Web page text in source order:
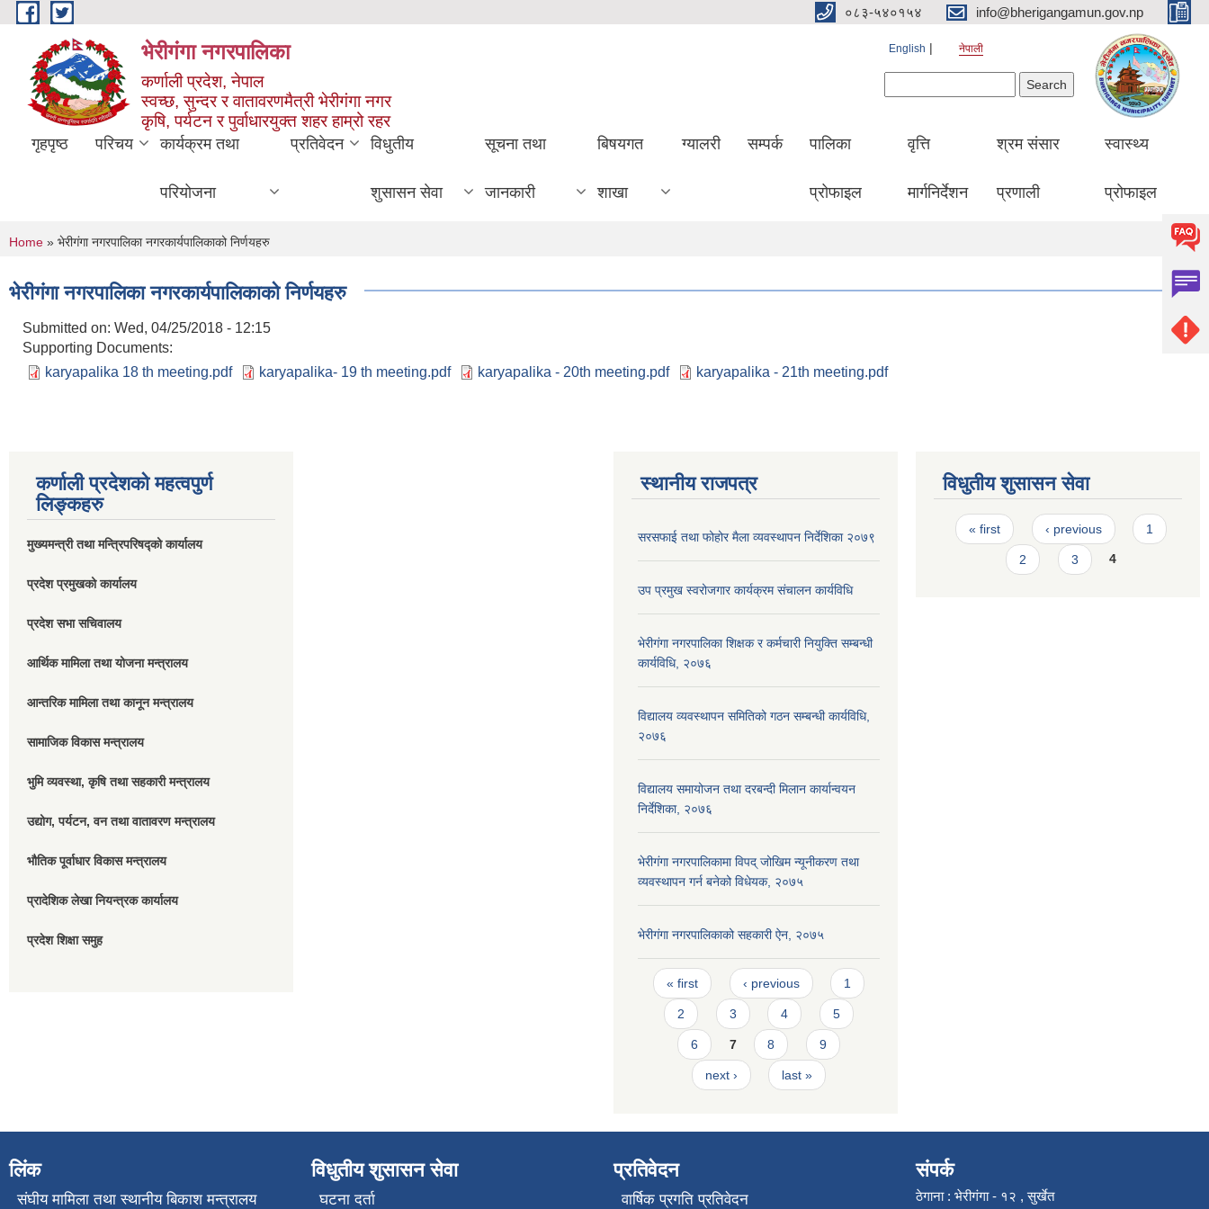
Skip to main content ०८३-५४०१५४ info@bherigangamun.gov.np
भेरीगंगा नगरपालिका
कर्णाली प्रदेश, नेपाल
स्वच्छ, सुन्दर र वातावरणमैत्री भेरीगंगा नगर
कृषि, पर्यटन र पुर्वाधारयुक्त शहर हाम्रो रहर
English नेपाली
गृहपृष्ठ परिचय कार्यक्रम तथा
परियोजना
प्रतिवेदन विधुतीय
शुसासन सेवा
सूचना तथा
जानकारी
बिषयगत
शाखा
ग्यालरी सम्पर्क पालिका
प्रोफाइल
वृत्ति
मार्गनिर्देशन
श्रम संसार
प्रणाली
स्वास्थ्य
प्रोफाइल
You are here
Home » भेरीगंगा नगरपालिका नगरकार्यपालिकाको निर्णयहरु
भेरीगंगा नगरपालिका नगरकार्यपालिकाको निर्णयहरु
Submitted on: Wed, 04/25/2018 - 12:15
Supporting Documents:
karyapalika 18 th meeting.pdf
karyapalika- 19 th meeting.pdf karyapalika - 20th meeting.pdf karyapalika - 21th meeting.pdf
कर्णाली प्रदेशको महत्वपुर्ण
लिङ्कहरु
मुख्यमन्त्री तथा मन्त्रिपरिषद्को कार्यालय
प्रदेश प्रमुखको कार्यालय
प्रदेश सभा सचिवालय
आर्थिक मामिला तथा योजना मन्त्रालय
आन्तरिक मामिला तथा कानून मन्त्रालय
सामाजिक विकास मन्त्रालय
भुमि व्यवस्था, कृषि तथा सहकारी मन्त्रालय
उद्योग, पर्यटन, वन तथा वातावरण मन्त्रालय
भौतिक पूर्वाधार विकास मन्त्रालय
प्रादेशिक लेखा नियन्त्रक कार्यालय
प्रदेश शिक्षा समुह
स्थानीय राजपत्र
सरसफाई तथा फोहोर मैला व्यवस्थापन निर्देशिका २०७९
उप प्रमुख स्वरोजगार कार्यक्रम संचालन कार्यविधि
भेरीगंगा नगरपालिका शिक्षक र कर्मचारी नियुक्ति सम्बन्धी
कार्यविधि, २०७६
विद्यालय व्यवस्थापन समितिको गठन सम्बन्धी कार्यविधि,
२०७६
विद्यालय समायोजन तथा दरबन्दी मिलान कार्यान्वयन
निर्देशिका, २०७६
भेरीगंगा नगरपालिकामा विपद् जोखिम न्यूनीकरण तथा
व्यवस्थापन गर्न बनेको विधेयक, २०७५
भेरीगंगा नगरपालिकाको सहकारी ऐन, २०७५
Pages
« first ‹ previous 1
2 3 4 5
6 7 8 9
next › last »
विधुतीय शुसासन सेवा
Pages
« first ‹ previous 1
2 3 4
लिंक
संघीय मामिला तथा स्थानीय बिकाश मन्त्रालय
विधुतीय शुसासन सेवा
घटना दर्ता
प्रतिवेदन
वार्षिक प्रगति प्रतिवेदन
संपर्क
ठेगाना : भेरीगंगा - १२ , सुर्खेत